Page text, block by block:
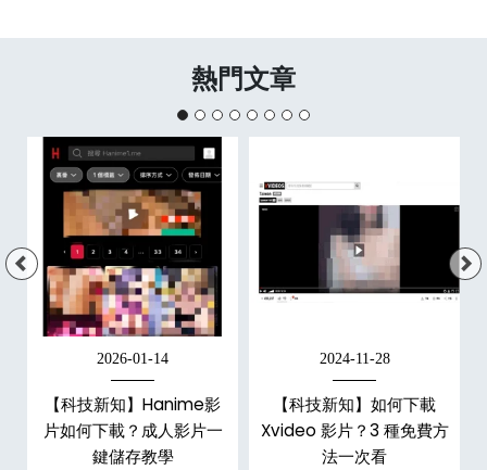
熱門文章
2026-01-14
【科技新知】Hanime影
片如何下載？成人影片一
鍵儲存教學
2024-11-28
【科技新知】如何下載
Xvideo 影片？3 種免費方
法一次看